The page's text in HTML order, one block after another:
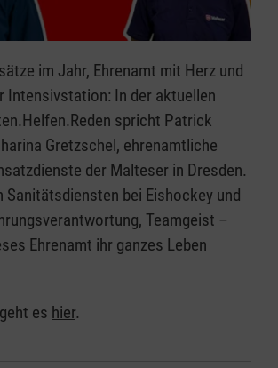
im Jahr, Ehrenamt mit Herz und
Intensivstation: In der aktuellen
spricht Patrick
Gretzschel, ehrenamtliche
der Malteser in Dresden.
Sanitätsdiensten bei Eishockey und
Teamgeist –
Ehrenamt ihr ganzes Leben
es hier.